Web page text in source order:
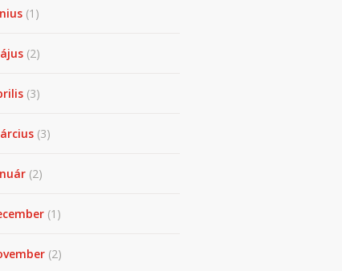
(1)
(2)
(3)
(3)
(2)
(1)
(2)